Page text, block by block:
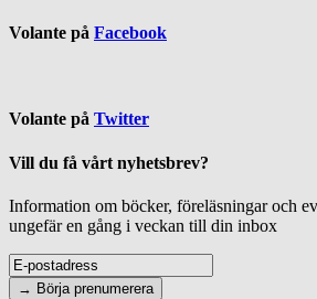
Volante på Facebook
Volante på Twitter
Vill du få vårt nyhetsbrev?
Information om böcker, föreläsningar och
ungefär en gång i veckan till din inbox